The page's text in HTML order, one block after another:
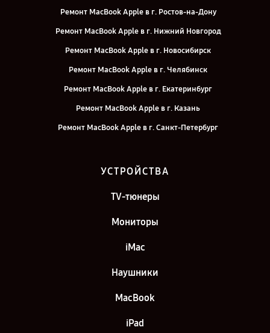
Ремонт MacBook Apple в г. Ростов-на-Дону
Ремонт MacBook Apple в г. Нижний Новгород
Ремонт MacBook Apple в г. Новосибирск
Ремонт MacBook Apple в г. Челябинск
Ремонт MacBook Apple в г. Екатеринбург
Ремонт MacBook Apple в г. Казань
Ремонт MacBook Apple в г. Санкт-Петербург
УСТРОЙСТВА
TV-тюнеры
Мониторы
iMac
Наушники
MacBook
iPad